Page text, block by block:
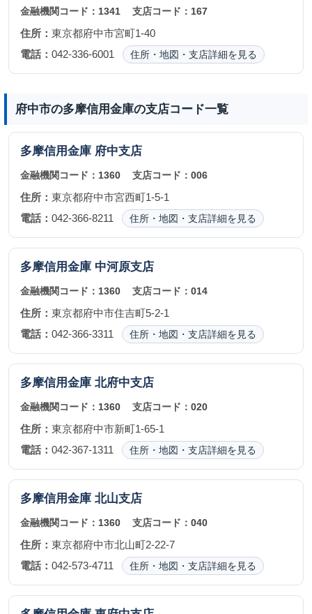
金融機関コード： 1341 支店コード： 167
住所： 東京都府中市宮町1-40
電話： 042-336-6001 住所・地図・支店詳細を見る
府中市の多摩信用金庫の支店コード一覧
多摩信用金庫 府中支店
金融機関コード： 1360 支店コード：006
住所： 東京都府中市宮西町1-5-1
電話： 042-366-8211 住所・地図・支店詳細を見る
多摩信用金庫 中河原支店
金融機関コード： 1360 支店コード：014
住所： 東京都府中市住吉町5-2-1
電話： 042-366-3311 住所・地図・支店詳細を見る
多摩信用金庫 北府中支店
金融機関コード： 1360 支店コード：020
住所： 東京都府中市新町1-65-1
電話： 042-367-1311 住所・地図・支店詳細を見る
多摩信用金庫 北山支店
金融機関コード： 1360 支店コード：040
住所： 東京都府中市北山町2-22-7
電話： 042-573-4711 住所・地図・支店詳細を見る